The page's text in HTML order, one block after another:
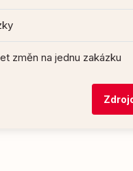
změn na jednu zakázku